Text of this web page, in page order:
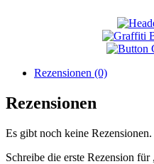
Rezensionen (0)
Rezensionen
Es gibt noch keine Rezensionen.
Schreibe die erste Rezension